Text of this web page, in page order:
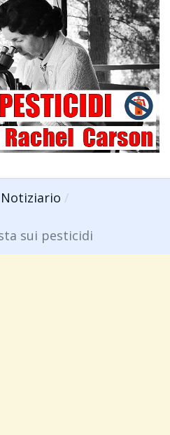
Notiziario
sui pesticidi